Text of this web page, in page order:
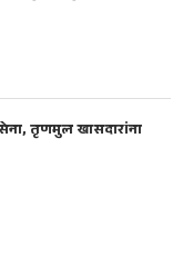
तृणमुल खासदारांना